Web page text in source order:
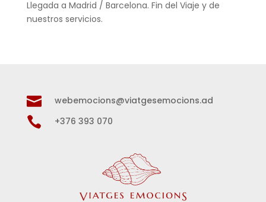
Llegada a Madrid / Barcelona. Fin del Viaje y de
nuestros servicios.
 webemocions@viatgesemocions.ad
 +376 393 070